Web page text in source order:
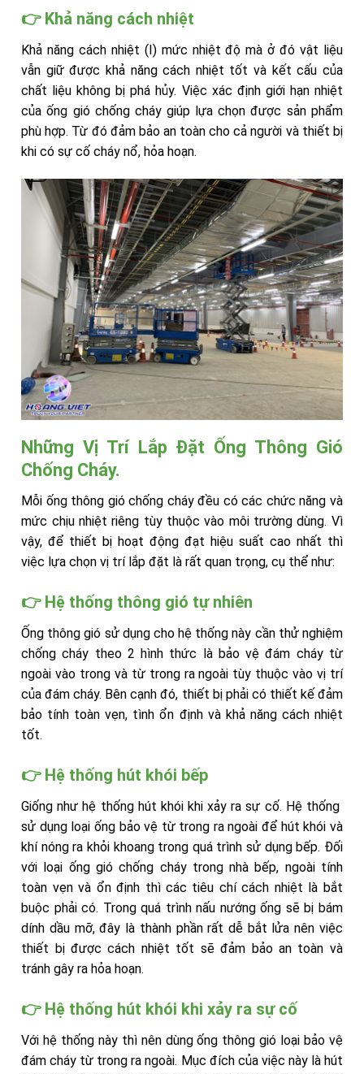
👉 Khả năng cách nhiệt
Khả năng cách nhiệt (I) mức nhiệt độ mà ở đó vật liệu
vẫn giữ được khả năng cách nhiệt tốt và kết cấu của
chất liệu không bị phá hủy. Việc xác định giới hạn nhiệt
của ống gió chống cháy giúp lựa chọn được sản phẩm
phù hợp. Từ đó đảm bảo an toàn cho cả người và thiết bị
khi có sự cố cháy nổ, hỏa hoạn.
Những Vị Trí Lắp Đặt Ống Thông Gió
Chống Cháy.
Mỗi ống thông gió chống cháy đều có các chức năng và
mức chịu nhiệt riêng tùy thuộc vào môi trường dùng. Vì
vậy, để thiết bị hoạt động đạt hiệu suất cao nhất thì
việc lựa chọn vị trí lắp đặt là rất quan trọng, cụ thể như:
👉 Hệ thống thông gió tự nhiên
Ống thông gió sử dụng cho hệ thống này cần thử nghiệm
chống cháy theo 2 hình thức là bảo vệ đám cháy từ
ngoài vào trong và từ trong ra ngoài tùy thuộc vào vị trí
của đám cháy. Bên cạnh đó, thiết bị phải có thiết kế đảm
bảo tính toàn vẹn, tình ổn định và khả năng cách nhiệt
tốt.
👉 Hệ thống hút khói bếp
Giống như hệ thống hút khói khi xảy ra sự cố. Hệ thống
sử dụng loại ống bảo vệ từ trong ra ngoài để hút khói và
khí nóng ra khỏi khoang trong quá trình sử dụng bếp. Đối
với loại ống gió chống cháy trong nhà bếp, ngoài tính
toàn vẹn và ổn định thì các tiêu chí cách nhiệt là bắt
buộc phải có. Trong quá trình nấu nướng ống sẽ bị bám
dính dầu mỡ, đây là thành phần rất dễ bắt lửa nên việc
thiết bị được cách nhiệt tốt sẽ đảm bảo an toàn và
tránh gây ra hỏa hoạn.
👉 Hệ thống hút khói khi xảy ra sự cố
Với hệ thống này thì nên dùng ống thông gió loại bảo vệ
đám cháy từ trong ra ngoài. Mục đích của việc này là hút